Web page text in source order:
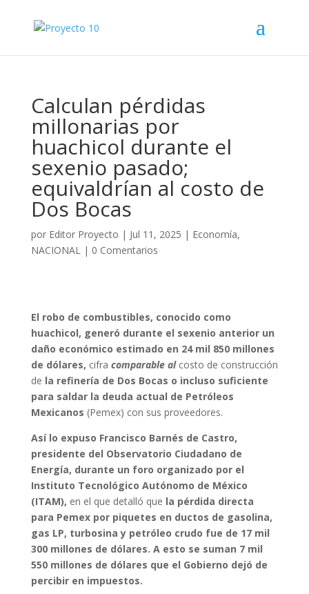
Calculan pérdidas
millonarias por
huachicol durante el
sexenio pasado;
equivaldrían al costo de
Dos Bocas
por Editor Proyecto | Jul 11, 2025 | Economía,
NACIONAL| 0 Comentarios
El robo de combustibles, conocido como
huachicol, generó durante el sexenio anterior un
daño económico estimado en 24 mil 850 millones
de dólares, cifra comparable alcosto de construcción
de la refinería de Dos Bocas o incluso suficiente
para saldar la deuda actual de Petróleos
Mexicanos (Pemex) con sus proveedores.
Así lo expuso Francisco Barnés de Castro,
presidente del Observatorio Ciudadano de
Energía, durante un foro organizado por el
Instituto Tecnológico Autónomo de México
(ITAM), en el que detalló que la pérdida directa
para Pemex por piquetes en ductos de gasolina,
gas LP, turbosina y petróleo crudo fue de 17 mil
300 millones de dólares. A esto se suman 7 mil
550 millones de dólares que el Gobierno dejó de
percibir en impuestos.